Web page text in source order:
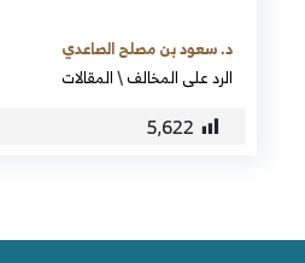
د. سعود بن مصلح الصاعدي
الرد على المخالف\المقالات
5٬622